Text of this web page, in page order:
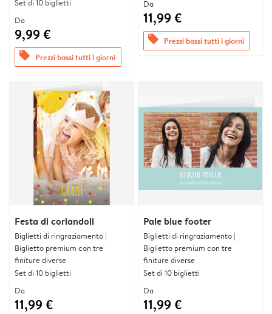
Set di 10 biglietti
Da
9,99 €
offers Prezzi bassi tutti i giorni
Da
11,99 €
offers Prezzi bassi tutti i giorni
Festa di coriandoli
Biglietti di ringraziamento |
Biglietto premium con tre
finiture diverse
Set di 10 biglietti
Da
11,99 €
Pale blue footer
Biglietti di ringraziamento |
Biglietto premium con tre
finiture diverse
Set di 10 biglietti
Da
11,99 €